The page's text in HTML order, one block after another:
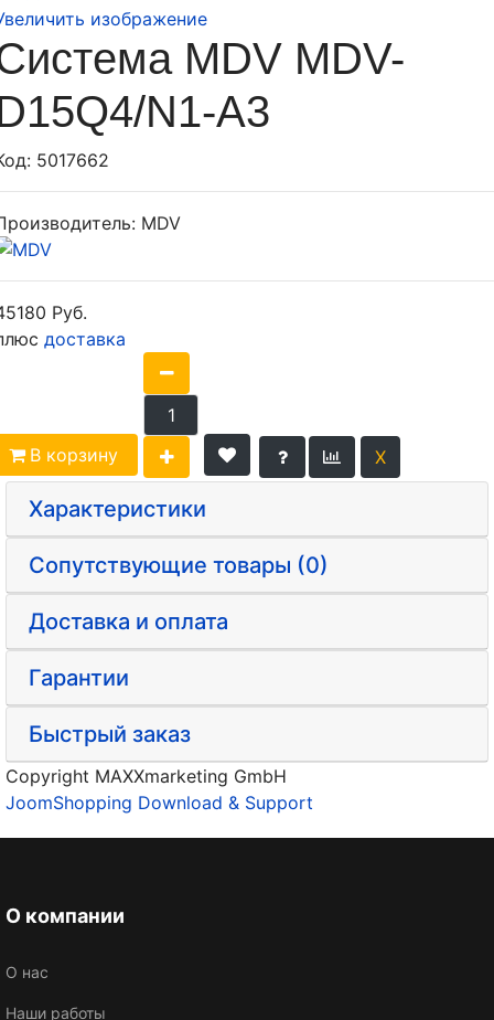
изображение
MDV MDV-
N1-A3
5017662
MDV
Руб.
доставка
В корзину
Характеристики
Сопутствующие товары (0)
Доставка и оплата
Гарантии
Быстрый заказ
Copyright MAXXmarketing GmbH
JoomShopping Download & Support
О компании
О нас
Наши работы